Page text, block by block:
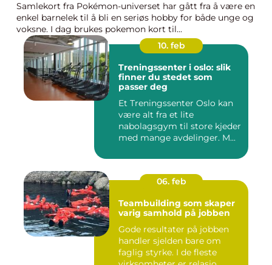
Samlekort fra Pokémon-universet har gått fra å være en
enkel barnelek til å bli en seriøs hobby for både unge og
voksne. I dag brukes pokemon kort til...
10. feb
Treningssenter i oslo: slik
finner du stedet som
passer deg
Et Treningssenter Oslo kan
være alt fra et lite
nabolagsgym til store kjeder
med mange avdelinger. M...
06. feb
Teambuilding som skaper
varig samhold på jobben
Gode resultater på jobben
handler sjelden bare om
faglig styrke. I de fleste